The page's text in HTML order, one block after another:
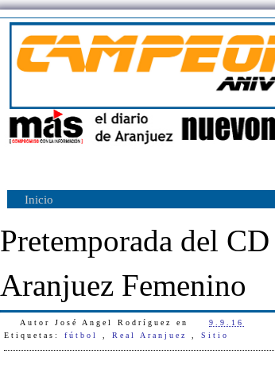
Inicio
Pretemporada del
Aranjuez Femenino
Autor José Angel Rodríguez en 9.9.16
Etiquetas: fútbol Real Aranjuez Sitio